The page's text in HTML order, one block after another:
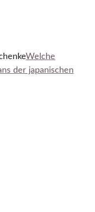
Welche
der japanischen